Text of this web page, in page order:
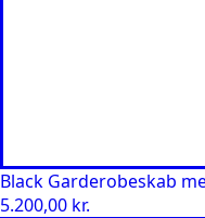
Black Garderobeskab
5.200,00 kr.